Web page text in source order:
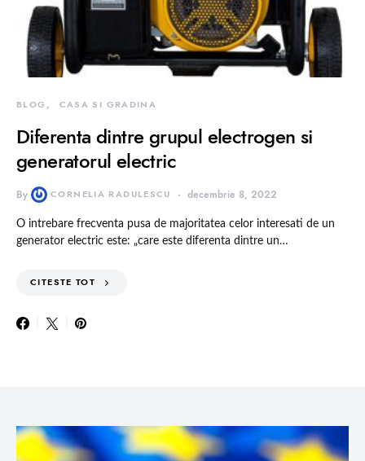
BLOG CASA SI GRADINA
Diferenta dintre grupul electrogen si
generatorul electric
By CORNELIA RADULESCU decembrie 8, 2022
O intrebare frecventa pusa de majoritatea celor interesati de un
generator electric este: „care este diferenta dintre un…
CITESTE TOT